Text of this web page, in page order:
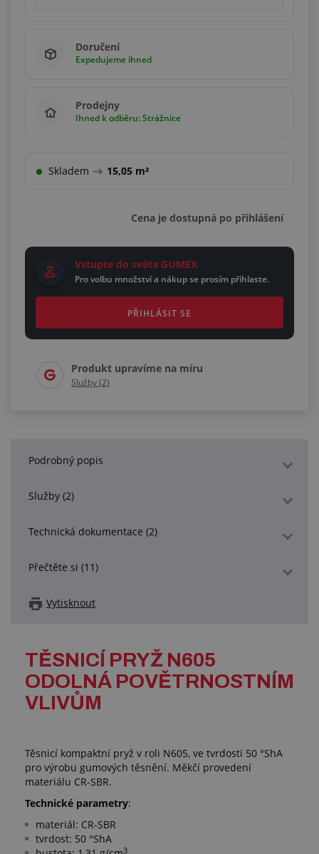
Doručení
Expedujeme ihned
Prodejny
Ihned k odběru: Strážnice
Skladem 15,05 m²
Cena je dostupná po přihlášení
Vstupte do světa GUMEX
Pro volbu množství a nákup se prosím přihlaste.
PŘIHLÁSIT SE
Produkt upravíme na míru
Služby (2)
Podrobný popis
Služby (2)
Technická dokumentace (2)
Přečtěte si (11)
Vytisknout
TĚSNICÍ PRYŽ N605
ODOLNÁ POVĚTRNOSTNÍM
VLIVŮM
Těsnicí kompaktní pryž v roli N605, ve tvrdosti 50 °ShA
pro výrobu gumových těsnění. Měkčí provedení
materiálu CR-SBR.
Technické parametry:
materiál: CR-SBR
tvrdost: 50 °ShA
3